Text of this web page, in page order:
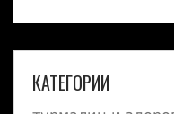
иммунную
рассматриваются
использования
оптимальное
КАТЕГОРИИ